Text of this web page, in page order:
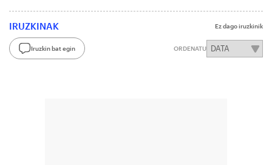
IRUZKINAK Ez dago iruzkinik
Iruzkin bat egin ORDENATU